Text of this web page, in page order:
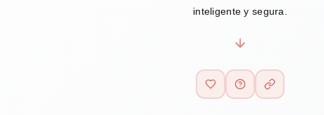
inteligente y segura.